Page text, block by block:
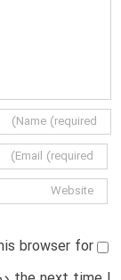
browser for